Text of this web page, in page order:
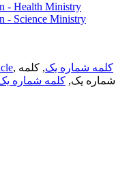
- Health Ministry
- Science Ministry
, کلمه شماره یک, کلمه
شماره یک, کلمه شماره